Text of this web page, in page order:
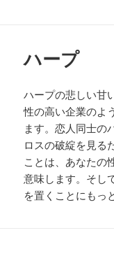
ハープ
ハープの悲しい甘
性の高い企業のよ
ます。恋人同士の
ロスの破綻を見る
ことは、あなたの
意味します。そし
を置くことにもっ